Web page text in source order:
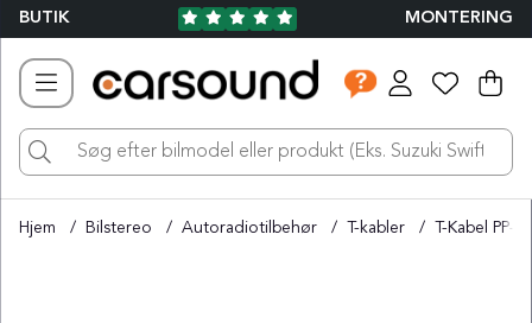
BUTIK MONTERING
.
Hjem Bilstereo Autoradiotilbehør T-kabler T-Kabel